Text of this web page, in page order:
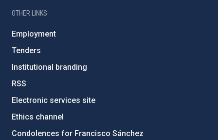
OTHER LINKS
Employment
Tenders
Institutional branding
RSS
Electronic services site
Ethics channel
Condolences for Francisco Sánchez